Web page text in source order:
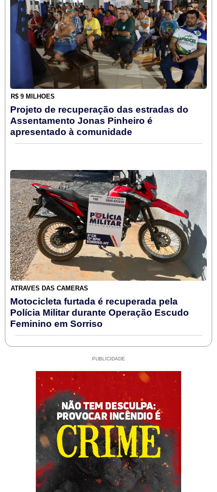
R$ 9 MILHÕES
Projeto de recuperação das estradas do
Assentamento Jonas Pinheiro é
apresentado à comunidade
ATRAVÉS DAS CÂMERAS
Motocicleta furtada é recuperada pela
Polícia Militar durante Operação Escudo
Feminino em Sorriso
PUBLICIDADE